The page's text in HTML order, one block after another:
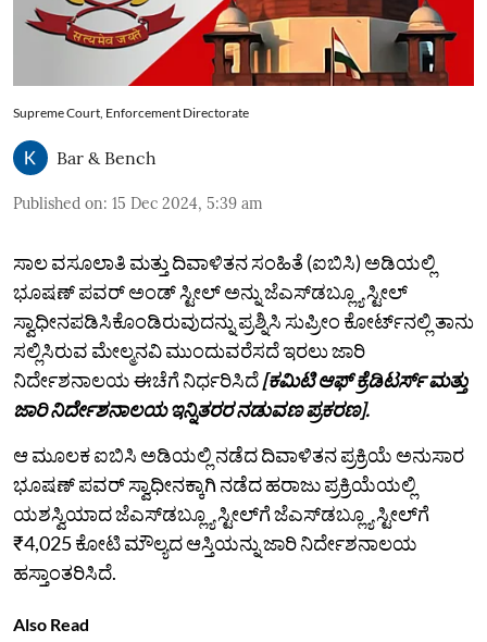
Supreme Court, Enforcement Directorate
Bar & Bench
Published on: 15 Dec 2024, 5:39 am
ಸಾಲ ವಸೂಲಾತಿ ಮತ್ತು ದಿವಾಳಿತನ ಸಂಹಿತೆ (ಐಬಿಸಿ) ಅಡಿಯಲ್ಲಿ
ಭೂಷಣ್‌ ಪವರ್‌ ಅಂಡ್‌ ಸ್ಟೀಲ್‌ ಅನ್ನು ಜೆಎಸ್‌ಡಬ್ಲ್ಯೂ ಸ್ಟೀಲ್‌
ಸ್ವಾಧೀನಪಡಿಸಿಕೊಂಡಿರುವುದನ್ನು ಪ್ರಶ್ನಿಸಿ ಸುಪ್ರೀಂ ಕೋರ್ಟ್‌ನಲ್ಲಿ ತಾನು
ಸಲ್ಲಿಸಿರುವ ಮೇಲ್ಮನವಿ ಮುಂದುವರೆಸದೆ ಇರಲು ಜಾರಿ
ನಿರ್ದೇಶನಾಲಯ ಈಚೆಗೆ ನಿರ್ಧರಿಸಿದೆ[ಕಮಿಟಿ ಆಫ್‌ ಕ್ರೆಡಿಟರ್ಸ್‌ ಮತ್ತು
ಜಾರಿ ನಿರ್ದೇಶನಾಲಯ ಇನ್ನಿತರರ ನಡುವಣ ಪ್ರಕರಣ].
ಆ ಮೂಲಕ ಐಬಿಸಿ ಅಡಿಯಲ್ಲಿ ನಡೆದ ದಿವಾಳಿತನ ಪ್ರಕ್ರಿಯೆ ಅನುಸಾರ
ಭೂಷಣ್‌ ಪವರ್‌ ಸ್ವಾಧೀನಕ್ಕಾಗಿ ನಡೆದ ಹರಾಜು ಪ್ರಕ್ರಿಯೆಯಲ್ಲಿ
ಯಶಸ್ವಿಯಾದ ಜೆಎಸ್‌ಡಬ್ಲ್ಯೂ ಸ್ಟೀಲ್‌ಗೆ ಜೆಎಸ್‌ಡಬ್ಲ್ಯೂ ಸ್ಟೀಲ್‌ಗೆ
₹4,025 ಕೋಟಿ ಮೌಲ್ಯದ ಆಸ್ತಿಯನ್ನು ಜಾರಿ ನಿರ್ದೇಶನಾಲಯ
ಹಸ್ತಾಂತರಿಸಿದೆ.
Also Read